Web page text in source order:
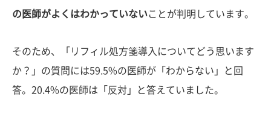
の医師がよくはわかっていないことが判明しています。
そのため、「リフィル処方箋導入についてどう思います
か？」の質問には59.5%の医師が「わからない」と回
答。20.4%の医師は「反対」と答えていました。